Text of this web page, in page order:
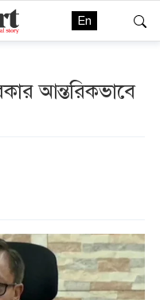
En
আন্তরিকভাবে